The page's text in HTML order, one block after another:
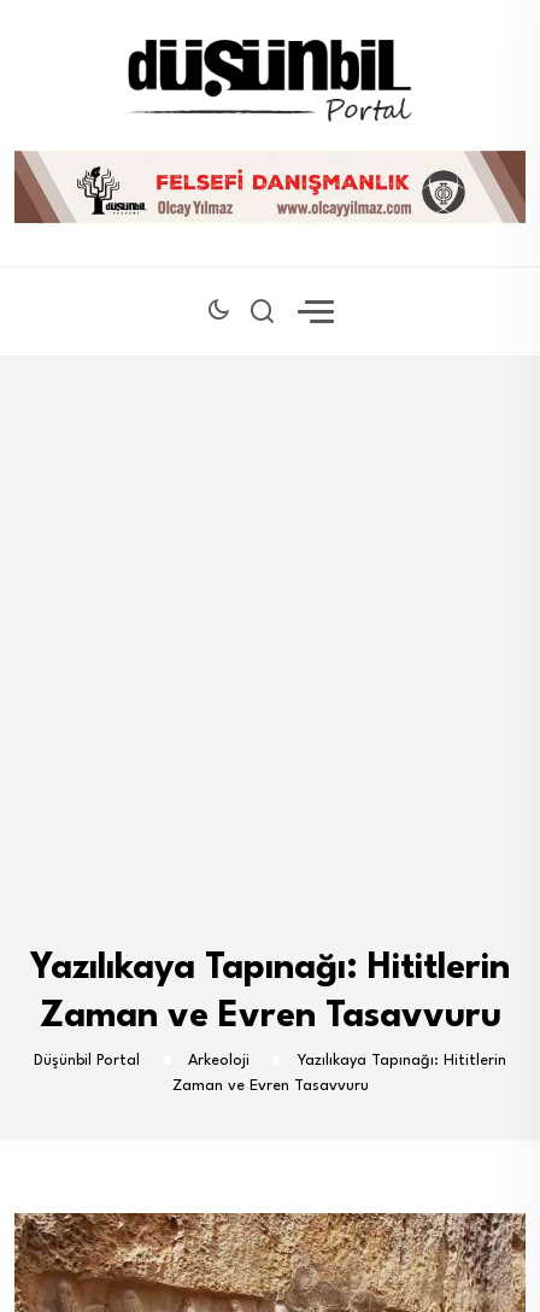
Yazılıkaya Tapınağı: Hititlerin
Zaman ve Evren Tasavvuru
Düşünbil Portal Arkeoloji
Yazılıkaya Tapınağı: Hititlerin
Zaman ve Evren Tasavvuru